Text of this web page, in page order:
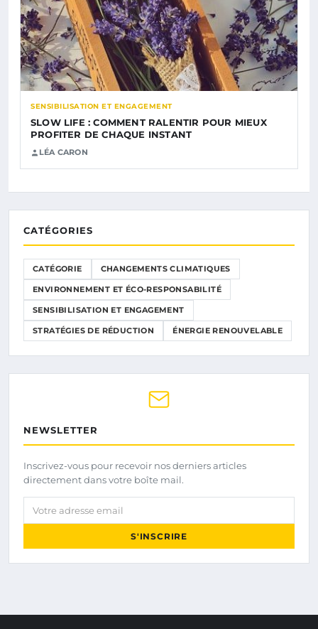
SENSIBILISATION ET ENGAGEMENT
SLOW LIFE : COMMENT RALENTIR POUR MIEUX
PROFITER DE CHAQUE INSTANT
LÉA CARON
CATÉGORIES
CATÉGORIE CHANGEMENTS CLIMATIQUES
ENVIRONNEMENT ET ÉCO-RESPONSABILITÉ
SENSIBILISATION ET ENGAGEMENT
STRATÉGIES DE RÉDUCTION ÉNERGIE RENOUVELABLE
NEWSLETTER
Inscrivez-vous pour recevoir nos derniers articles
directement dans votre boîte mail.
Votre adresse email
S'INSCRIRE